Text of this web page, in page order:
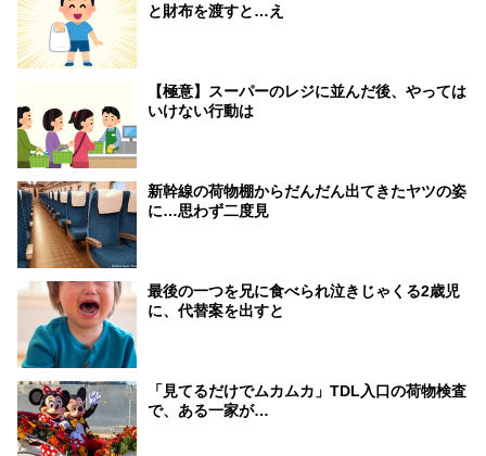
と財布を渡すと…え
【極意】スーパーのレジに並んだ後、やっては
いけない行動は
新幹線の荷物棚からだんだん出てきたヤツの姿
に…思わず二度見
最後の一つを兄に食べられ泣きじゃくる2歳児
に、代替案を出すと
「見てるだけでムカムカ」TDL入口の荷物検査
で、ある一家が…